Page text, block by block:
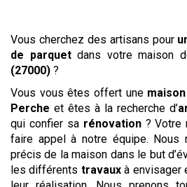
Vous cherchez des artisans pour
de parquet dans votre maison
(27000) ?
Vous vous êtes offert une
Perche et êtes à la recherche d’
qui confier sa rénovation? Votre
faire appel à notre équipe. Nous
précis de la maison dans le but
les différents travauxà envisager